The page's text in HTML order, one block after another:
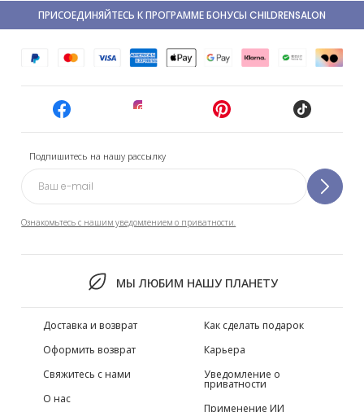
Подпишитесь на нашу рассылку
Ознакомьтесь с нашим уведомлением о приватности.
МЫ ЛЮБИМ НАШУ ПЛАНЕТУ
ПРИСОЕДИНЯЙТЕСЬ К ПРОГРАММЕ БОНУСЫ CHILDRENSALON
Доставка и возврат
Оформить возврат
Свяжитесь с нами
О нас
Как сделать подарок
Карьера
Уведомление о
приватности
Применение ИИ